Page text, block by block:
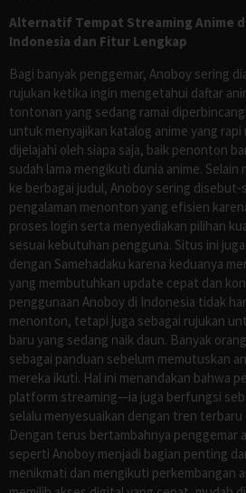
Alternatif Tempat Streaming Anime
Indonesia dan Fitur Lengkap
Bagi banyak penggemar, Anoboy sering
rujukan ketika ingin mengetahui daftar
tontonan yang sedang ramai
untuk menyajikan katalog anime yang
dijelajahi oleh siapa saja, baik penonton
sudah lama mengikuti dunia anime. Selain
ke berbagai judul, Anoboy sering
pengalaman menonton yang efisien
proses login serta menyediakan pilihan
sesuai kebutuhan pengguna. Situs ini
dengan Samehadaku karena keduanya
yang membutuhkan update cepat dan
penggunaan Anoboy di Indonesia tidak
menonton, tetapi juga sebagai rujukan
baru yang sedang naik daun. Banyak
sebagai panduan sebelum memutuskan
mereka ikuti. Hal ini menandakan bahwa
platform streaming—ia juga berfungsi
selalu menyesuaikan dengan tren terbaru
Dengan terus bertambahnya penggemar
seperti Anoboy menjadi bagian penting
menikmati dan mengikuti perkembangan